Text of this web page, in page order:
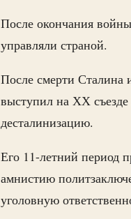
После окончания
управляли страной.
После смерти Сталина
выступил на ХХ
десталинизацию.
Его 11-летний период
амнистию
уголовную